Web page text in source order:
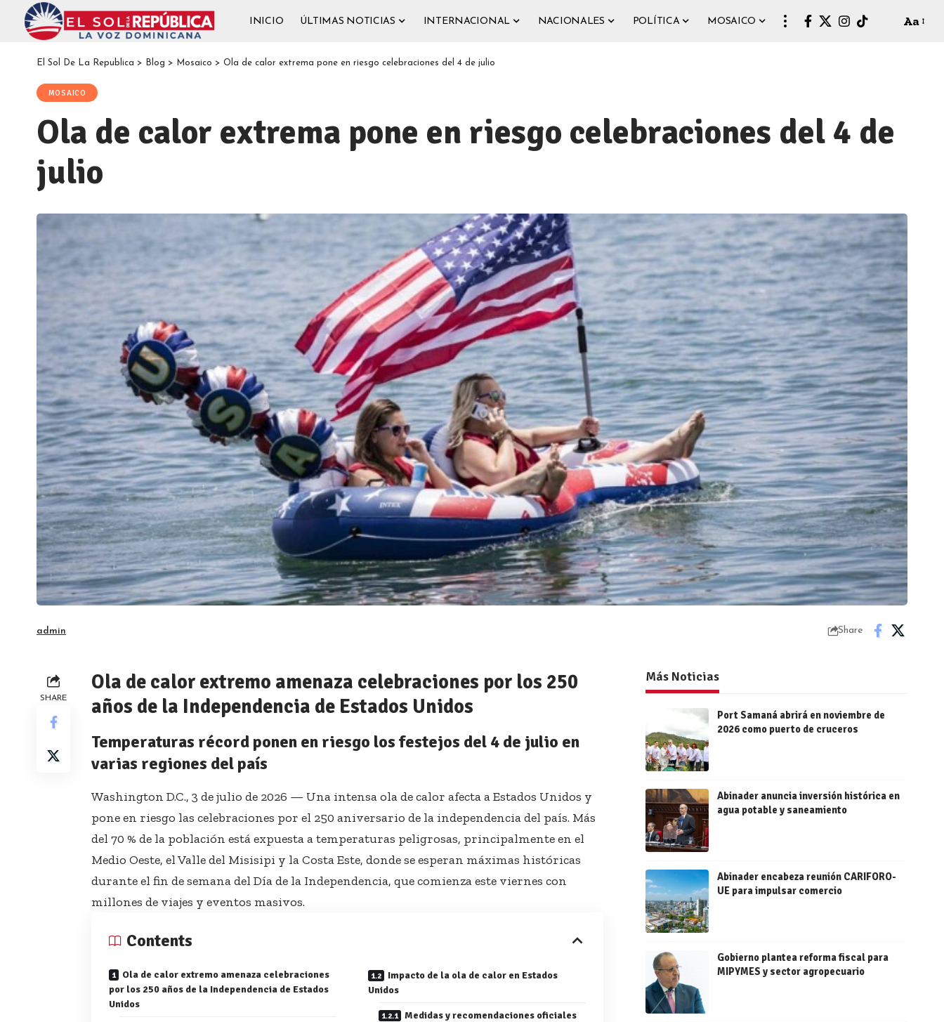
INICIO ÚLTIMAS NOTICIAS INTERNACIONAL NACIONALES POLÍTICA MOSAICO Aa
El Sol De La Republica > Blog > Mosaico > Ola de calor extrema pone en riesgo celebraciones del 4 de julio
MOSAICO
Ola de calor extrema pone en riesgo celebraciones del 4 de
julio
admin Share
SHARE
Ola de calor extremo amenaza celebraciones por los 250
años de la Independencia de Estados Unidos
Temperaturas récord ponen en riesgo los festejos del 4 de julio en
varias regiones del país
Washington D.C., 3 de julio de 2026 — Una intensa ola de calor afecta a Estados Unidos y
pone en riesgo las celebraciones por el 250 aniversario de la independencia del país. Más
del 70 % de la población está expuesta a temperaturas peligrosas, principalmente en el
Medio Oeste, el Valle del Misisipi y la Costa Este, donde se esperan máximas históricas
durante el fin de semana del Día de la Independencia, que comienza este viernes con
millones de viajes y eventos masivos.
Contents
Ola de calor extremo amenaza celebraciones
por los 250 años de la Independencia de Estados
Unidos
Impacto de la ola de calor en Estados
Unidos
Medidas y recomendaciones oficiales
Más Noticias
Port Samaná abrirá en noviembre de
2026 como puerto de cruceros
Abinader anuncia inversión histórica en
agua potable y saneamiento
Abinader encabeza reunión CARIFORO-
UE para impulsar comercio
Gobierno plantea reforma fiscal para
MIPYMES y sector agropecuario